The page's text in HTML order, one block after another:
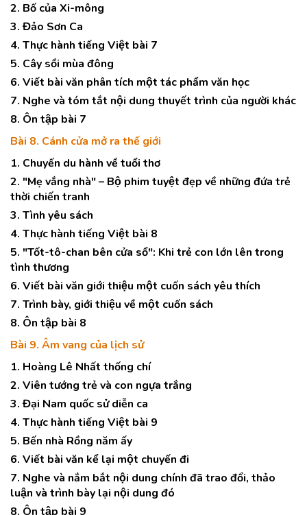
2. Bố của Xi-mông
3. Đảo Sơn Ca
4. Thực hành tiếng Việt bài 7
5. Cây sồi mùa đông
6. Viết bài văn phân tích một tác phẩm văn học
7. Nghe và tóm tắt nội dung thuyết trình của người khác
8. Ôn tập bài 7
Bài 8. Cánh cửa mở ra thế giới
1. Chuyến du hành về tuổi thơ
2. "Mẹ vắng nhà" – Bộ phim tuyệt đẹp về những đứa trẻ
thời chiến tranh
3. Tình yêu sách
4. Thực hành tiếng Việt bài 8
5. "Tốt-tô-chan bên cửa sổ": Khi trẻ con lớn lên trong
tình thương
6. Viết bài văn giới thiệu một cuốn sách yêu thích
7. Trình bày, giới thiệu về một cuốn sách
8. Ôn tập bài 8
Bài 9. Âm vang của lịch sử
1. Hoàng Lê Nhất thống chí
2. Viên tướng trẻ và con ngựa trắng
3. Đại Nam quốc sử diễn ca
4. Thực hành tiếng Việt bài 9
5. Bến nhà Rồng năm ấy
6. Viết bài văn kể lại một chuyến đi
7. Nghe và nắm bắt nội dung chính đã trao đổi, thảo
luận và trình bày lại nội dung đó
8. Ôn tập bài 9